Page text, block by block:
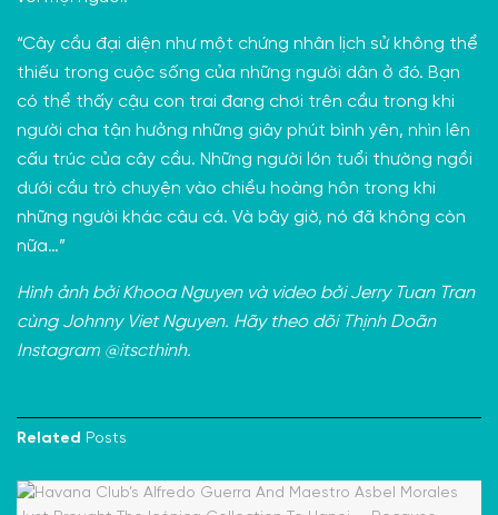
“Cây cầu đại diện như một chứng nhân lịch sử không thể
thiếu trong cuộc sống của những người dân ở đó. Bạn
có thể thấy cậu con trai đang chơi trên cầu trong khi
người cha tận hưởng những giây phút bình yên, nhìn lên
cấu trúc của cây cầu. Những người lớn tuổi thường ngồi
dưới cầu trò chuyện vào chiều hoàng hôn trong khi
những người khác câu cá. Và bây giờ, nó đã không còn
nữa…”
Hình ảnh bởi Khooa Nguyen và video bởi Jerry Tuan Tran
cùng Johnny Viet Nguyen. Hãy theo dõi Thịnh Doãn
Instagram @itscthinh.
Related Posts